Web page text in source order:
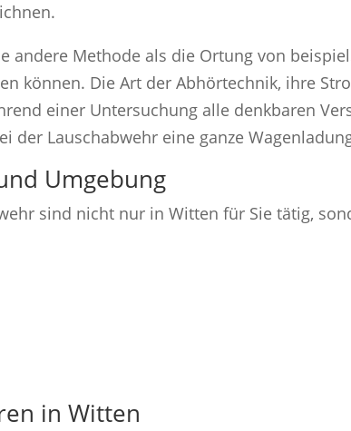
andere Methode als die Ortung von
können. Die Art der Abhörtechnik, ihre
einer Untersuchung alle denkbaren
der Lauschabwehr eine ganze
Umgebung
sind nicht nur in Witten für Sie tätig,
in Witten